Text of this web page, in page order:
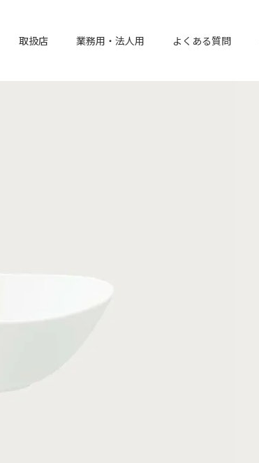
取扱店 業務用・法人用 よくある質問